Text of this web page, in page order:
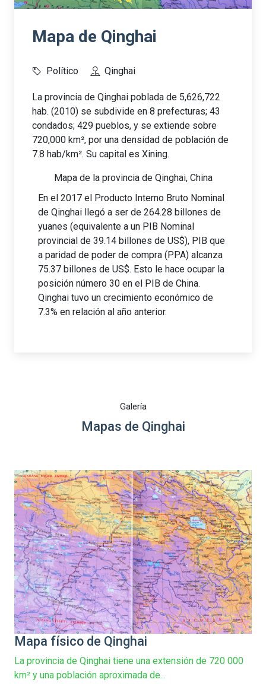
Mapa de Qinghai
Político Qinghai
La provincia de Qinghai poblada de 5,626,722
hab. (2010) se subdivide en 8 prefecturas; 43
condados; 429 pueblos, y se extiende sobre
720,000 km², por una densidad de población de
7.8 hab/km². Su capital es Xining.
Mapa de la provincia de Qinghai, China
En el 2017 el Producto Interno Bruto Nominal
de Qinghai llegó a ser de 264.28 billones de
yuanes (equivalente a un PIB Nominal
provincial de 39.14 billones de US$), PIB que
a paridad de poder de compra (PPA) alcanza
75.37 billones de US$. Esto le hace ocupar la
posición número 30 en el PIB de China.
Qinghai tuvo un crecimiento económico de
7.3% en relación al año anterior.
Galería
Mapas de Qinghai
Mapa físico de Qinghai
La provincia de Qinghai tiene una extensión de 720 000
km² y una población aproximada de...